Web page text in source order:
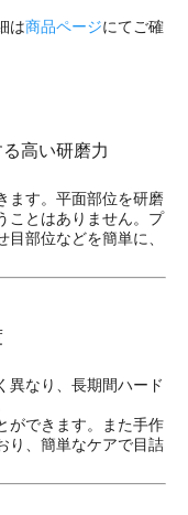
は商品ページにてご確
高い研磨力
ます。平面部位を研磨
ことはありません。プ
部位などを簡単に、
異なり、長期間ハード
ができます。また手作
り、簡単なケアで目詰